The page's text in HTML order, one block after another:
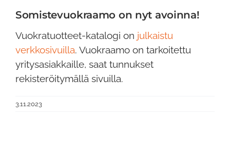
Yritys
Ota yhteyttä
In English
Somistevuokraamo on nyt avoinna!
Vuokratuotteet-katalogi on julkaistu
verkkosivuilla. Vuokraamo on tarkoitettu
yritysasiakkaille, saat tunnukset
rekisteröitymällä sivuilla.
3.11.2023